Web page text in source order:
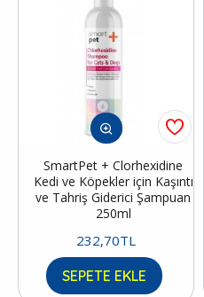
SmartPet + Clorhexidine
Kedi ve Köpekler için Kaşıntı
ve Tahriş Giderici Şampuan
250ml
232,70TL
SEPETE EKLE